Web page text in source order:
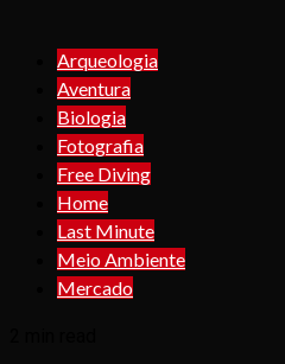
Arqueologia
Aventura
Biologia
Fotografia
Free Diving
Home
Last Minute
Meio Ambiente
Mercado